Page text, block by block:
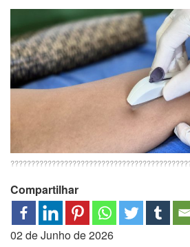
Compartilhar
02 de Junho de 2026